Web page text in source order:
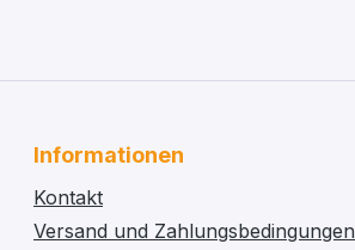
Informationen
Kontakt
Versand und Zahlungsbedingungen